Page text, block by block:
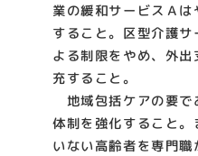
業の緩和サービスＡ
すること。区型介護
よる制限をやめ、外
充すること。
地域包括ケアの要で
体制を強化すること
いない高齢者を専門